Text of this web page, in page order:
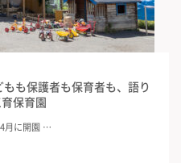
もも保護者も保育者も、語り
保育園
月に開園 …